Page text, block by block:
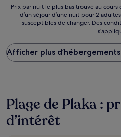
Prix
plus
bas
trouvé
24 dernières
heures
sur
la
Prix par nuit le plus bas trouvé au
d’un séjour d’une nuit pour 2
susceptibles de changer. Des
Afficher plus d’hébergements
Plage de Plaka :
d’intérêt